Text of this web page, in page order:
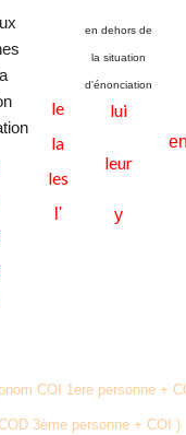
le
la
les
l'
en dehors de
la situation
d'énonciation
lui
leur
y
en
COI 1ere personne +
3ème personne + COI )